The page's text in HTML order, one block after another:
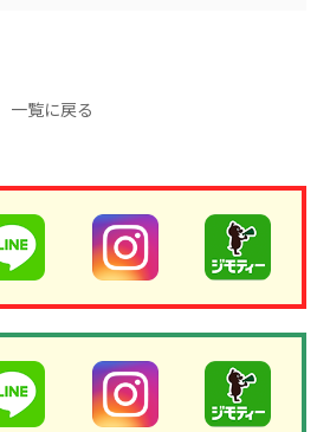
一覧に戻る